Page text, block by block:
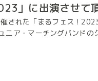
」に出演させて
された「まるフェス！
ニア・マーチングバンドの